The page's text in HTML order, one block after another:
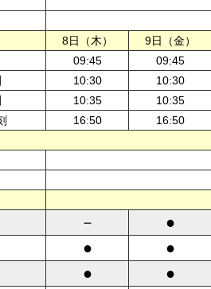
8日（木） 9日（金）
09:45 09:45
10:30 10:30
10:35 10:35
16:50 16:50
－ ●
● ●
● ●